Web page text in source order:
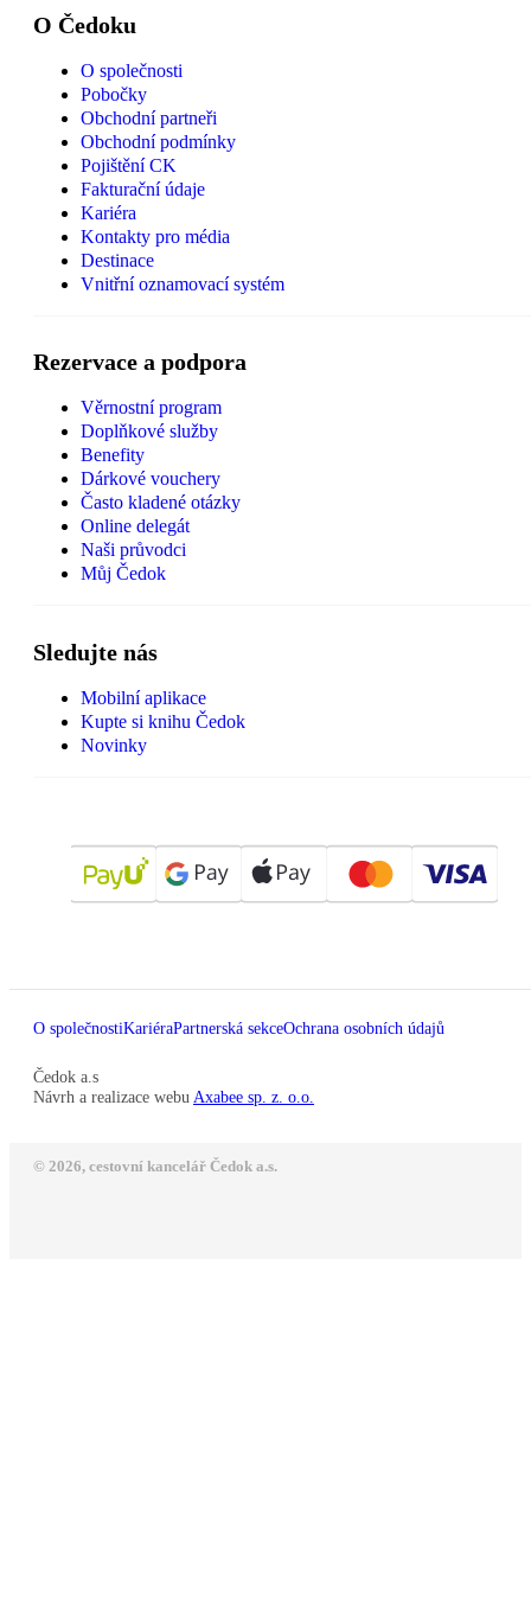
O Čedoku
O společnosti
Pobočky
Obchodní partneři
Obchodní podmínky
Pojištění CK
Fakturační údaje
Kariéra
Kontakty pro média
Destinace
Vnitřní oznamovací systém
Rezervace a podpora
Věrnostní program
Doplňkové služby
Benefity
Dárkové vouchery
Často kladené otázky
Online delegát
Naši průvodci
Můj Čedok
Sledujte nás
Mobilní aplikace
Kupte si knihu Čedok
Novinky
O společnostiKariéraPartnerská sekceOchrana osobních údajů
Čedok a.s
Návrh a realizace webu Axabee sp. z. o.o.
© 2026, cestovní kancelář Čedok a.s.